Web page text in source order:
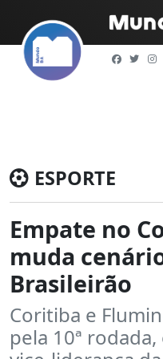
ESPORTE
Empate no
muda
Brasileirão
Coritiba e
pela 10ª